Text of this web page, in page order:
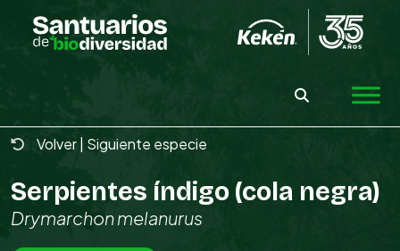
Volver Siguiente especie
Serpientes índigo (cola negra)
Drymarchon melanurus